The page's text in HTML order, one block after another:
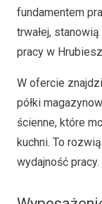
fundamentem
trwałej,
pracy w
W ofercie
półki
ścienne, które
kuchni. To
wydajność pracy.